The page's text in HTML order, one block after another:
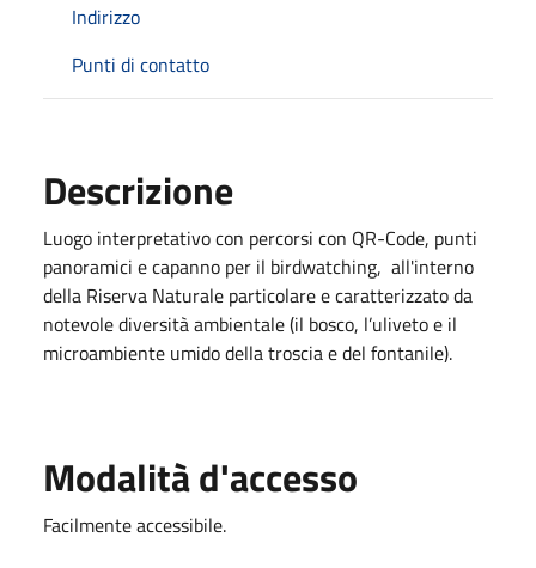
Indirizzo
Punti di contatto
Descrizione
Luogo interpretativo con percorsi con QR-Code, punti
panoramici e capanno per il birdwatching, all'interno
della Riserva Naturale particolare e caratterizzato da
notevole diversità ambientale (il bosco, l’uliveto e il
microambiente umido della troscia e del fontanile).
Modalità d'accesso
Facilmente accessibile.